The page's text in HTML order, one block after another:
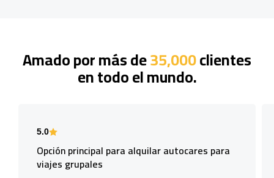
Amado por más de35,000clientes
en todo el mundo.
5.0
Opción principal para alquilar autocares para
viajes grupales